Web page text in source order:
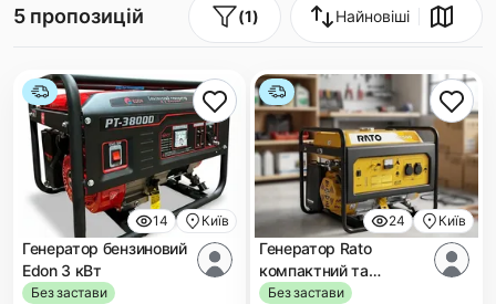
5 пропозицій (1) Найновіші
14 Київ
Генератор бензиновий
Edon 3 кВт
Без застави
24 Київ
Генератор Rato
компактний та
економний
Без застави